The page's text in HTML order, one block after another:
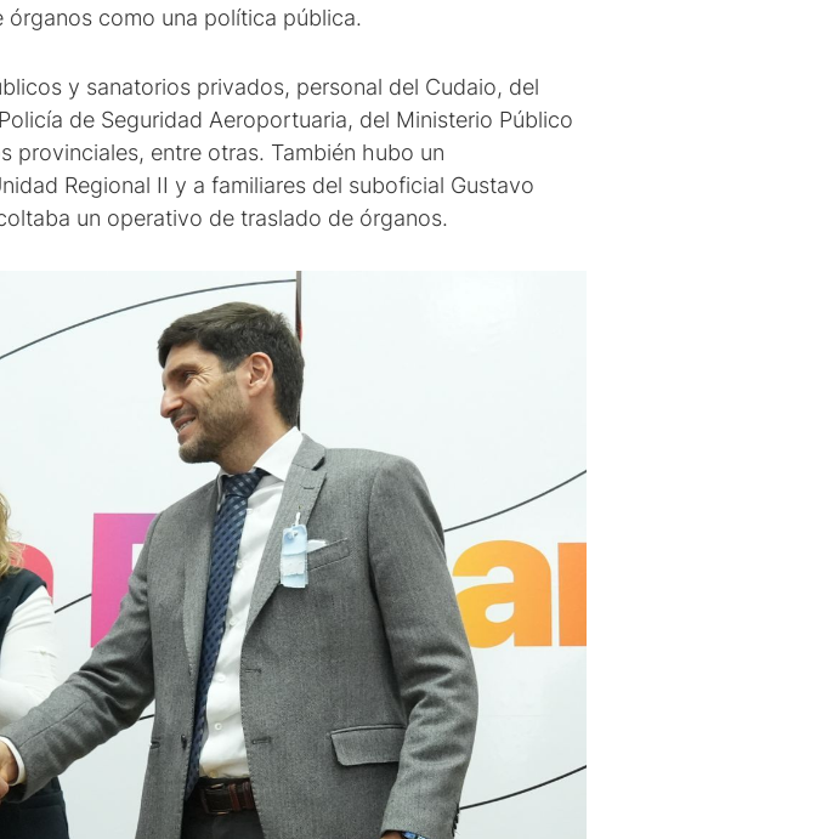
como una política pública.
y sanatorios privados, personal del Cudaio, del
de Seguridad Aeroportuaria, del Ministerio Público
provinciales, entre otras. También hubo un
Regional II y a familiares del suboficial Gustavo
un operativo de traslado de órganos.